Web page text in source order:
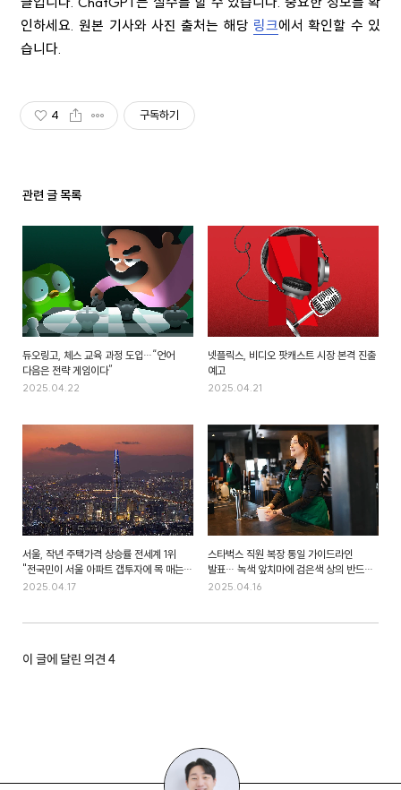
인하세요. 원본 기사와 사진 출처는 해당 링크에서 확인할 수 있
습니다.
4 구독하기
관련 글 목록
듀오링고, 체스 교육 과정 도입…“언어
다음은 전략 게임이다”
2025.04.22
넷플릭스, 비디오 팟캐스트 시장 본격 진출
예고
2025.04.21
서울, 작년 주택가격 상승률 전세계 1위
"전국민이 서울 아파트 갭투자에 목 매는
이유"
2025.04.17
스타벅스 직원 복장 통일 가이드라인
발표… 녹색 앞치마에 검은색 상의 반드시
착용 "브랜드 정체성 강화 목적"
2025.04.16
이 글에 달린 의견 4